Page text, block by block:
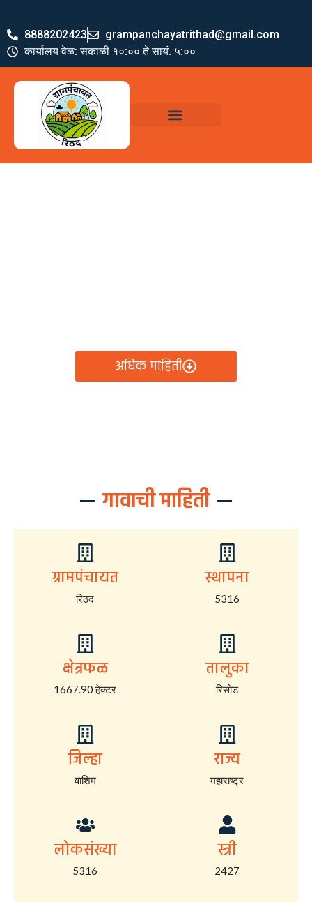
8888202423
grampanchayatrithad@gmail.com
कार्यालय वेळ: सकाळी १०:०० ते सायं. ५:००
अधिक माहिती
गावाची माहिती
ग्रामपंचायत
रिठद
स्थापना
5316
क्षेत्रफळ
1667.90 हेक्टर
तालुका
रिसोड
जिल्हा
वाशिम
राज्य
महाराष्ट्र
लोकसंख्या
5316
स्त्री
2427